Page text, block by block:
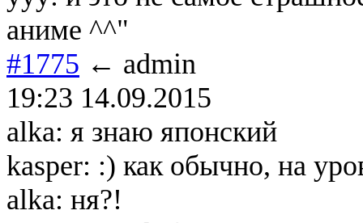
аниме ^^"
#1775 ← admin
19:23 14.09.2015
alka: я знаю японский
kasper: :) как обычно, на
alka: ня?!